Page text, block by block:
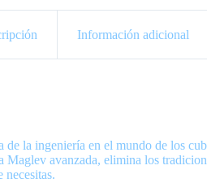
Información adicional
la ingeniería en el mundo de los
avanzada, elimina los
necesitas.